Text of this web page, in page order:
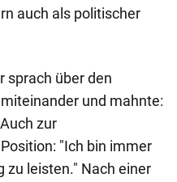
auch als politischer
sprach über den
und mahnte:
zur
"Ich bin immer
zu leisten." Nach einer